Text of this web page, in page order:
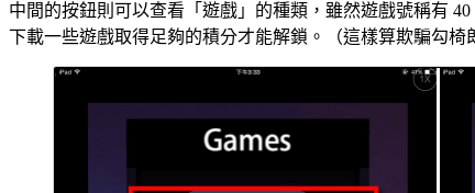
中間的按鈕則可以查看「遊戲」的種類，雖然遊戲號稱有
下載一些遊戲取得足夠的積分才能解鎖。（這樣算欺騙勾椅